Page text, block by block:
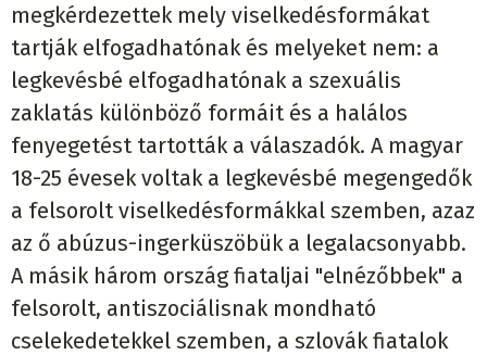
megkérdezettek mely viselkedésformákat
tartják elfogadhatónak és melyeket nem: a
legkevésbé elfogadhatónak a szexuális
zaklatás különböző formáit és a halálos
fenyegetést tartották a válaszadók. A magyar
18-25 évesek voltak a legkevésbé megengedők
a felsorolt viselkedésformákkal szemben, azaz
az ő abúzus-ingerküszöbük a legalacsonyabb.
A másik három ország fiataljai "elnézőbbek" a
felsorolt, antiszociálisnak mondható
cselekedetekkel szemben, a szlovák fiatalok